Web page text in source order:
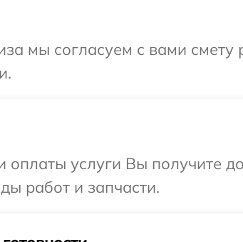
мы согласуем с вами
услуги Вы получите
работ и запчасти.